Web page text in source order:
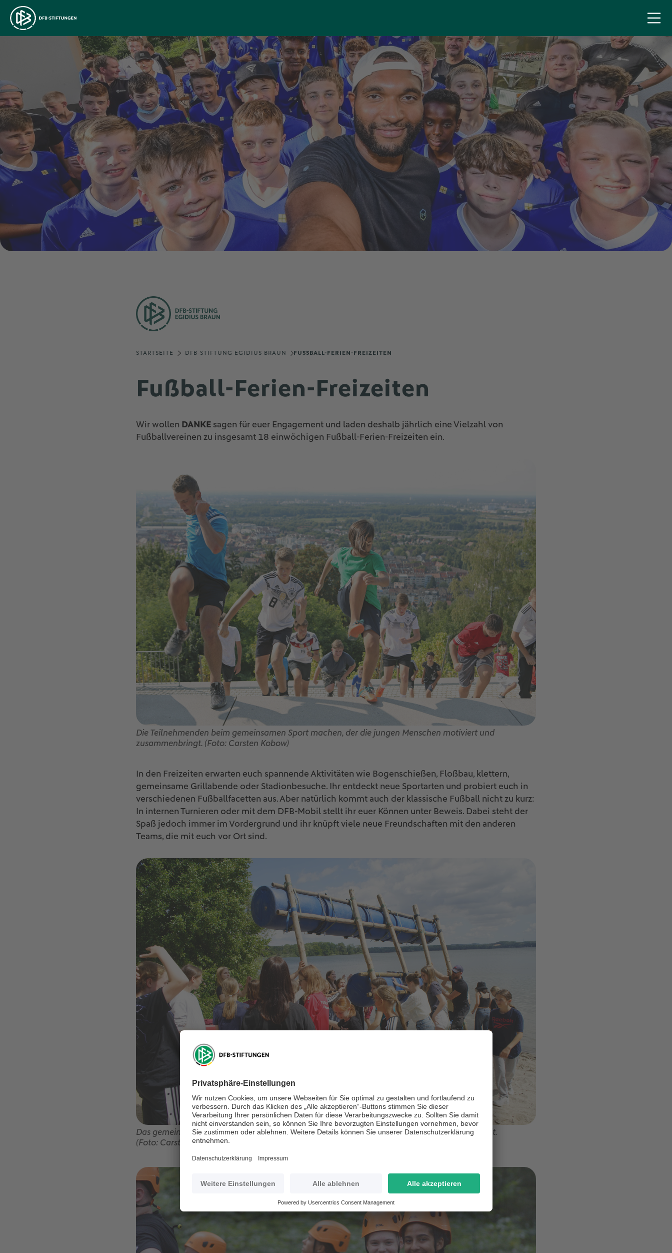
STARTSEITE DFB-STIFTUNG EGIDIUS BRAUN FUSSBALL-FERIEN-FREIZEITEN
Fußball-Ferien-Freizeiten
Wir wollen DANKE sagen für euer Engagement und laden deshalb jährlich eine Vielzahl von
Fußballvereinen zu insgesamt 18 einwöchigen Fußball-Ferien-Freizeiten ein.
Die Teilnehmenden beim gemeinsamen Sport machen, der die jungen Menschen motiviert und
zusammenbringt. (Foto: Carsten Kobow)
In den Freizeiten erwarten euch spannende Aktivitäten wie Bogenschießen, Floßbau, klettern,
gemeinsame Grillabende oder Stadionbesuche. Ihr entdeckt neue Sportarten und probiert euch in
verschiedenen Fußballfacetten aus. Aber natürlich kommt auch der klassische Fußball nicht zu kurz:
In internen Turnieren oder mit dem DFB-Mobil stellt ihr euer Können unter Beweis. Dabei steht der
Spaß jedoch immer im Vordergrund und ihr knüpft viele neue Freundschaften mit den anderen
Teams, die mit euch vor Ort sind.
Das gemeinsame Floßbauen rückt die Gruppe näher zusammen und fördert die Teamfähigkeit.
(Foto: Carsten Kobow)